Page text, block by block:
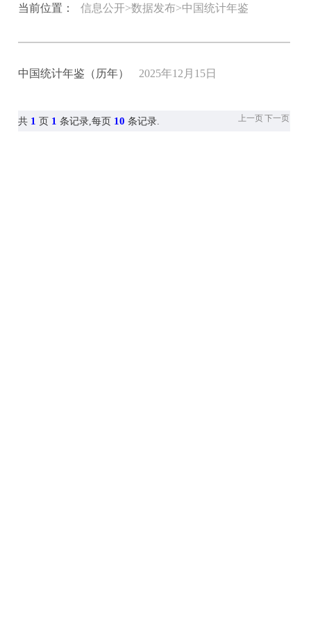
当前位置： 信息公开>数据发布>中国统计年鉴
中国统计年鉴（历年） 2025年12月15日
共 1 页 1 条记录,每页 10 条记录. 上一页下一页